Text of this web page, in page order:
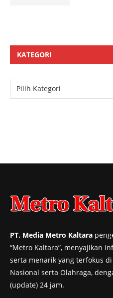
KATEGORI
PT. Media Metro Kaltara
“Metro Kaltara”, menyajikan
serta menarik yang terfokus
Nasional serta Olahraga,
(update) 24 jam.